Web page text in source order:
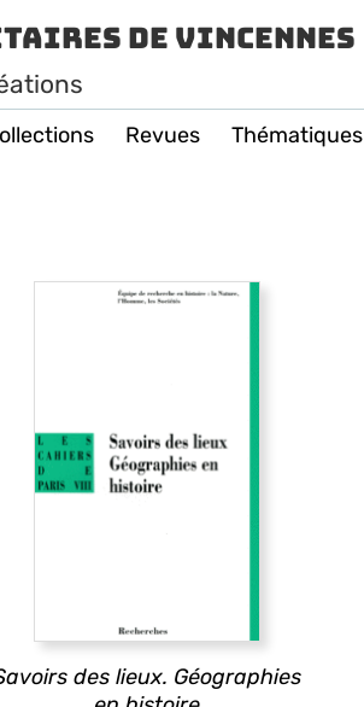
de Vincennes
Revues Thématiques
des lieux. Géographies